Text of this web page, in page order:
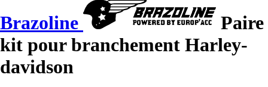
Brazoline
Paire
kit pour branchement Harley-
davidson